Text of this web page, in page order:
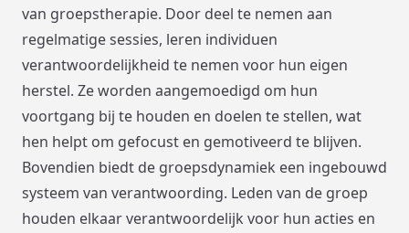
van groepstherapie. Door deel te nemen aan
regelmatige sessies, leren individuen
verantwoordelijkheid te nemen voor hun eigen
herstel. Ze worden aangemoedigd om hun
voortgang bij te houden en doelen te stellen, wat
hen helpt om gefocust en gemotiveerd te blijven.
Bovendien biedt de groepsdynamiek een ingebouwd
systeem van verantwoording. Leden van de groep
houden elkaar verantwoordelijk voor hun acties en